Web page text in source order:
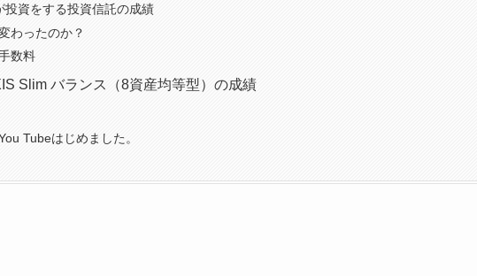
投資をする投資信託の成績
わったのか？
数料
Slim バランス（8資産均等型）の成績
Tubeはじめました。